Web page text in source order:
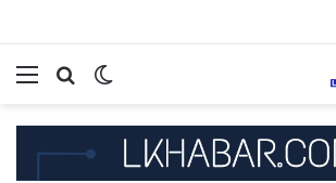
بحثالوضع